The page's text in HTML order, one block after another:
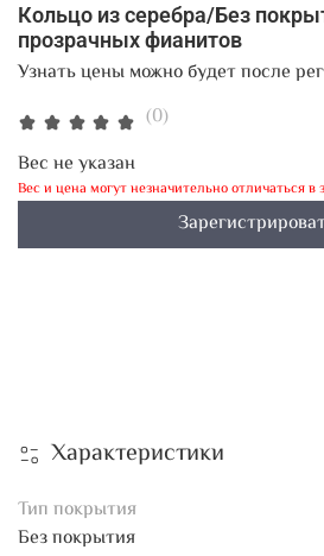
(0)
Кольцо из серебра/Без
прозрачных фианитов
Узнать цены можно будет после
Вес не указан
Вес и цена могут незначительно отличаться в
Характеристики
Тип покрытия
Без покрытия